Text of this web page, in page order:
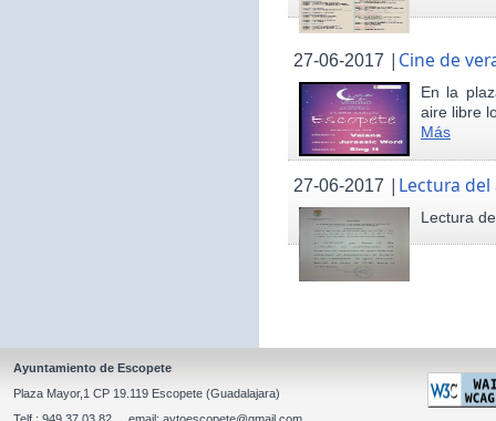
27-06-2017 | Cine de
En la
aire libre
Más
27-06-2017 | Lectura del
Lectura
Ayuntamiento de Escopete
Plaza Mayor,1 CP 19.119 Escopete (Guadalajara)
Telf : 949.37.03.82 email: aytoescopete@gmail.com